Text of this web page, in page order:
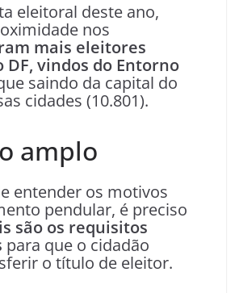
eleitoral deste ano,
nos
mais eleitores
vindos do Entorno
saindo da capital do
cidades (10.801).
amplo
entender os motivos
pendular, é preciso
são os requisitos
para que o cidadão
o título de eleitor.